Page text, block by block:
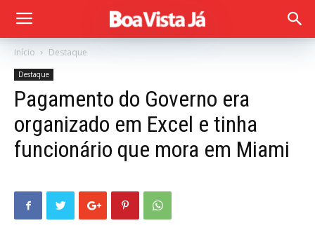
Início Destaque
Destaque
Pagamento do Governo era
organizado em Excel e tinha
funcionário que mora em Miami